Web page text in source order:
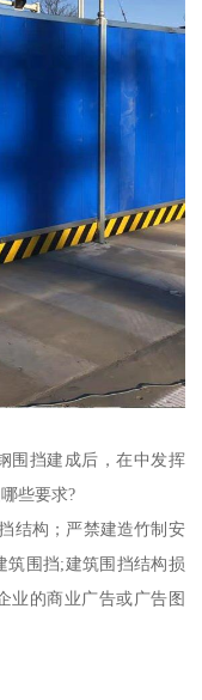
围挡建成后，在中发挥
些要求?
结构；严禁建造竹制安
筑围挡;建筑围挡结构损
业的商业广告或广告图